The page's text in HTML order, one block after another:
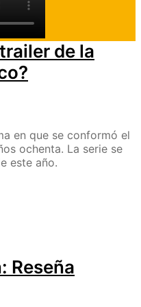
de la
en que se conformó el
ochenta. La serie se
este año.
Reseña